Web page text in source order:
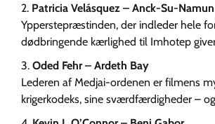
Patricia Velásquez – Anck-Su-Namun
Ypperstepræstinden, der indleder hele
dødbringende kærlighed til Imhotep
Oded Fehr – Ardeth Bay
Lederen af Medjai-ordenen er filmens
krigerkodeks, sine sværdfærdigheder –